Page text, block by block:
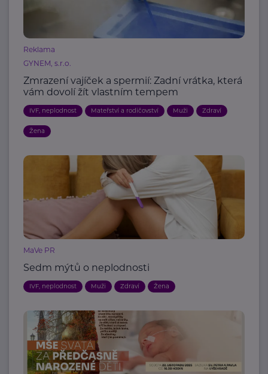
Reklama
GYNEM, s.r.o.
Zmrazení vajíček a spermií: Zadní vrátka, která
vám dovolí žít vlastním tempem
IVF, neplodnost Mateřství a rodičovství Muži Zdraví
Žena
MaVe PR
Sedm mýtů o neplodnosti
IVF, neplodnost Muži Zdraví Žena